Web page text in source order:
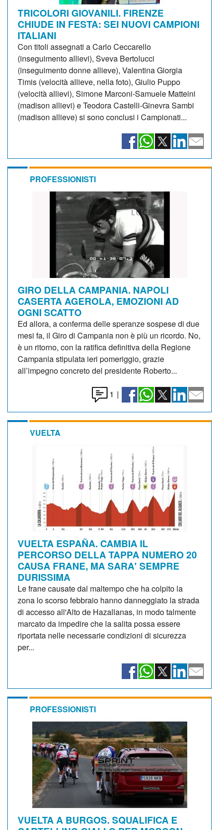
TRICOLORI GIOVANILI. FIRENZE
CHIUDE IN FESTA: SEI NUOVI CAMPIONI
ITALIANI
Con titoli assegnati a Carlo Ceccarello
(inseguimento allievi), Sveva Bertolucci
(inseguimento donne allieve), Valentina Giorgia
Timis (velocità allieve, nella foto), Giulio Puppo
(velocità allievi), Simone Marconi-Samuele Matteini
(madison allievi) e Teodora Castelli-Ginevra Sambi
(madison allieve) si sono conclusi i Campionati...
PROFESSIONISTI
GIRO DELLA CAMPANIA. NAPOLI
CASERTA AGEROLA, EMOZIONI AD
OGNI SCATTO
Ed allora, a conferma delle speranze sospese di due
mesi fa, il Giro di Campania non è più un ricordo. No,
è un ritorno, con la ratifica definitiva della Regione
Campania stipulata ieri pomeriggio, grazie
all’impegno concreto del presidente Roberto...
1 |
VUELTA
VUELTA ESPAÑA. CAMBIA IL
PERCORSO DELLA TAPPA NUMERO 20
CAUSA FRANE, MA SARA' SEMPRE
DURISSIMA
Le frane causate dal maltempo che ha colpito la
zona lo scorso febbraio hanno danneggiato la strada
di accesso all'Alto de Hazallanas, in modo talmente
marcato da impedire che la salita possa essere
riportata nelle necessarie condizioni di sicurezza
per...
PROFESSIONISTI
VUELTA A BURGOS. SQUALIFICA E